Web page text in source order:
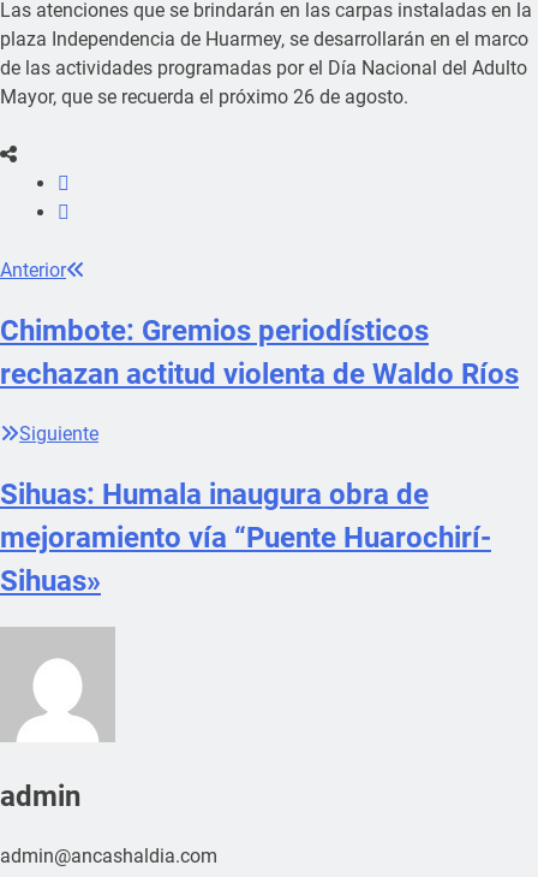
Las atenciones que se brindarán en las carpas instaladas en la
plaza Independencia de Huarmey, se desarrollarán en el marco
de las actividades programadas por el Día Nacional del Adulto
Mayor, que se recuerda el próximo 26 de agosto.
Anterior
Chimbote: Gremios periodísticos
rechazan actitud violenta de Waldo Ríos
Siguiente
Sihuas: Humala inaugura obra de
mejoramiento vía “Puente Huarochirí-
Sihuas»
admin
admin@ancashaldia.com